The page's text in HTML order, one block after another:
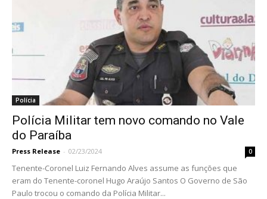
Polícia
Polícia Militar tem novo comando no Vale
do Paraíba
Press Release - 02/23/2024 0
Tenente-Coronel Luiz Fernando Alves assume as funções que
eram do Tenente-coronel Hugo Araújo Santos O Governo de São
Paulo trocou o comando da Polícia Militar...